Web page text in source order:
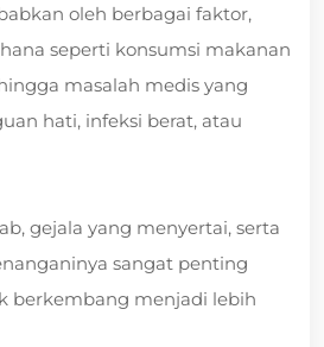
oleh berbagai faktor,
seperti konsumsi makanan
masalah medis yang
hati, infeksi berat, atau
gejala yang menyertai, serta
sangat penting
berkembang menjadi lebih